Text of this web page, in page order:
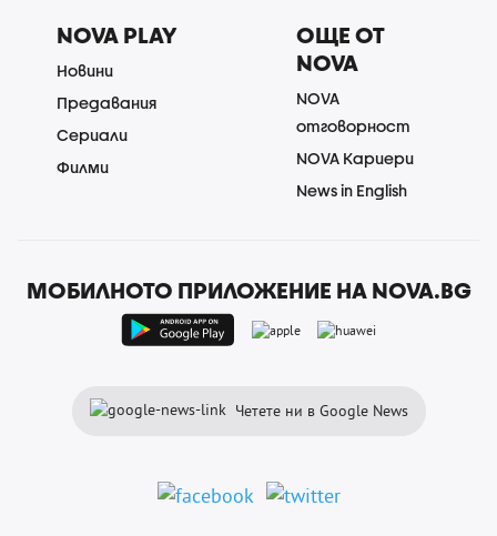
NOVA PLAY
Новини
Предавания
Сериали
Филми
ОЩЕ ОТ
NOVA
NOVA
отговорност
NOVA Кариери
News in English
МОБИЛНОТО ПРИЛОЖЕНИЕ НА NOVA.BG
Четете ни в Google News